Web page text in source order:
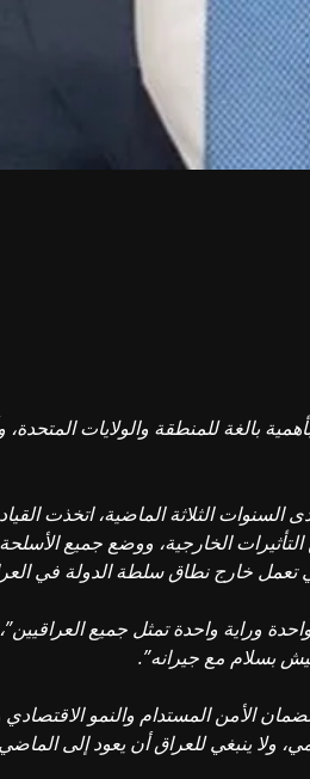
بالغة للمنطقة والولايات
الثلاثة الماضية، اتخذت
الخارجية، ووضع جميع
خارج نطاق سلطة الدولة في
وراية واحدة تمثل جميع
بسلام مع جيرانه”.
الأمن المستدام والنمو
ولا ينبغي للعراق أن يعود إلى الماضي